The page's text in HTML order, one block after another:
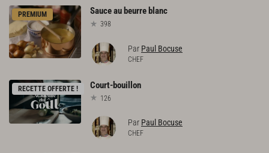
PREMIUM Sauceau beurre blanc
398
Par Paul Bocuse
CHEF
RECETTE OFFERTE ! Court-bouillon
126
Par Paul Bocuse
CHEF